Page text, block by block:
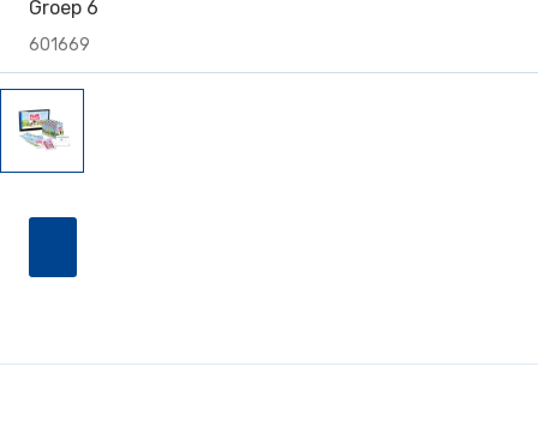
Groep 6
601669